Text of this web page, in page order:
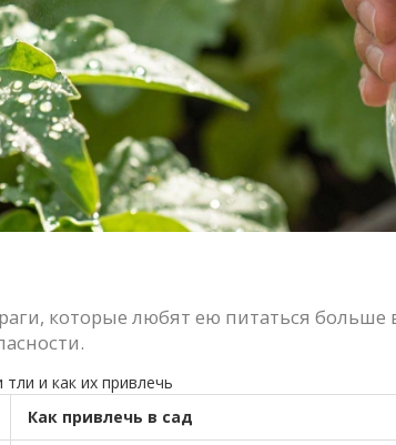
которые любят ею питаться больше
тли и как их привлечь
Как привлечь в сад